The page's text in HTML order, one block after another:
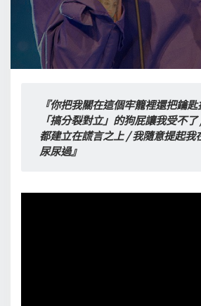
『你把我關在這個牢籠裡還把鑰
「搞分裂對立」的狗屁讓我受不
都建立在謊言之上 / 我隨意提起我
尿尿過』